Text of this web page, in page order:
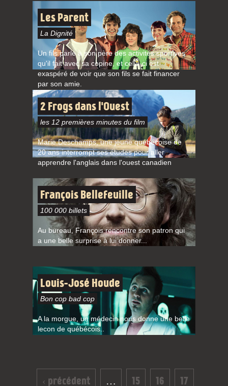
Les Parent
La Dignité
Un fils parle à son père des activités sportives
qu'il fait avec sa copine, et celui-ci est
exaspéré de voir que son fils se fait financer
par son amie.
2 Frogs dans l'Ouest
les 12 premières minutes du film
Marie Deschamps, une jeune québécoise de
20 ans interrompt ses études pour aller
apprendre l'anglais dans l'ouest canadien
François Bellefeuille
100 000 billets
Au bureau, François rencontre son patron qui
a une belle surprise à lui donner...
Louis-José Houde
Bon cop bad cop
A la morgue, un médecin nous donne une belle
lecon de québécois..
Pages
‹ précédent … 15 16 17